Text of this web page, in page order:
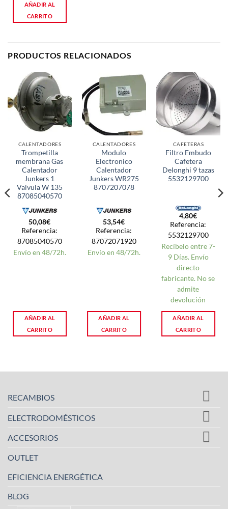
AÑADIR AL
CARRITO
PRODUCTOS RELACIONADOS
CALENTADORES
Trompetilla
membrana Gas
Calentador
Junkers 1
Valvula W 135
87085040570
50,08€
Referencia:
87085040570
Envío en 48/72h.
AÑADIR AL
CARRITO
CALENTADORES
Modulo
Electronico
Calentador
Junkers WR275
8707207078
53,54€
Referencia:
87072071920
Envío en 48/72h.
AÑADIR AL
CARRITO
CAFETERAS
Filtro Embudo
Cafetera
Delonghi 9 tazas
5532129700
4,80€
Referencia:
5532129700
Recíbelo entre 7-
9 Días. Envío
directo
fabricante. No se
admite
devolución
AÑADIR AL
CARRITO
RECAMBIOS
ELECTRODOMÉSTICOS
ACCESORIOS
OUTLET
EFICIENCIA ENERGÉTICA
BLOG